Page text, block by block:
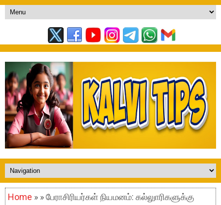
Home » » பேராசிரியர்கள் நியமனம்: கல்லுாரிகளுக்கு